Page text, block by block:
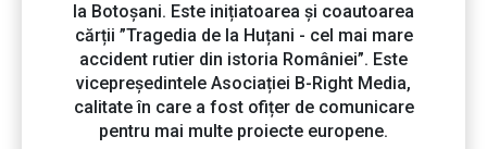
la Botoșani. Este inițiatoarea și coautoarea
cărții ”Tragedia de la Huțani - cel mai mare
accident rutier din istoria României”. Este
vicepreședintele Asociației B-Right Media,
calitate în care a fost ofițer de comunicare
pentru mai multe proiecte europene.